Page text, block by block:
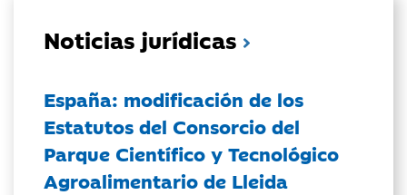
Noticias jurídicas
España: modificación de los
Estatutos del Consorcio del
Parque Científico y Tecnológico
Agroalimentario de Lleida